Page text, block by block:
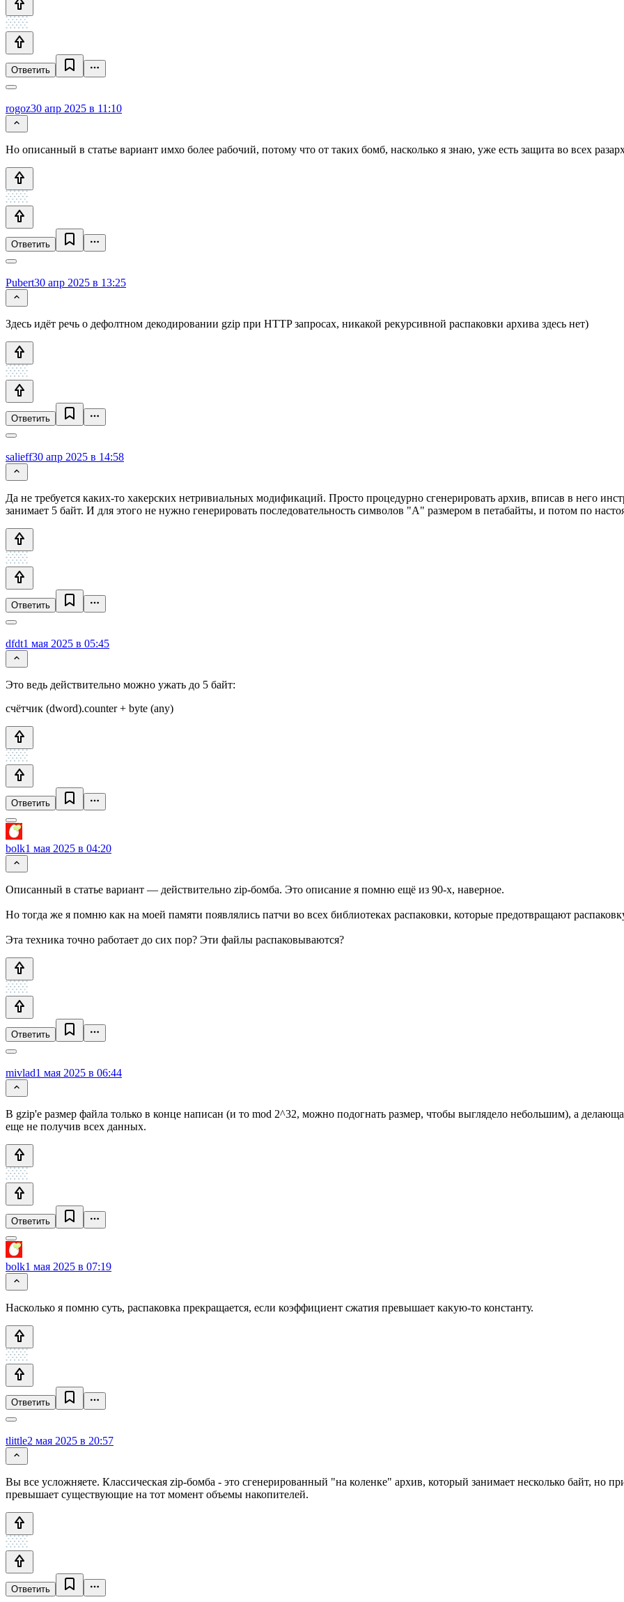
Ответить
rogoz30 апр 2025 в 11:10
Но описанный в статье вариант имхо более рабочий, потому что от таких бомб, насколько я знаю, уже есть защита во всех
Ответить
Pubert30 апр 2025 в 13:25
Здесь идёт речь о дефолтном декодировании gzip при HTTP запросах, никакой рекурсивной распаковки архива здесь нет)
Ответить
salieff30 апр 2025 в 14:58
Да не требуется каких-то хакерских нетривиальных модификаций. Просто процедурно сгенерировать архив, вписав в него
занимает 5 байт. И для этого не нужно генерировать последовательность символов "А" размером в петабайты, и потом по
Ответить
dfdt1 мая 2025 в 05:45
Это ведь действительно можно ужать до 5 байт:
счётчик (dword).counter + byte (any)
Ответить
bolk1 мая 2025 в 04:20
Описанный в статье вариант — действительно zip-бомба. Это описание я помню ещё из 90-х, наверное.
Но тогда же я помню как на моей памяти появлялись патчи во всех библиотеках распаковки, которые предотвращают
Эта техника точно работает до сих пор? Эти файлы распаковываются?
Ответить
mivlad1 мая 2025 в 06:44
В gzip'е размер файла только в конце написан (и то mod 2^32, можно подогнать размер, чтобы выглядело небольшим), а
еще не получив всех данных.
Ответить
bolk1 мая 2025 в 07:19
Насколько я помню суть, распаковка прекращается, если коэффициент сжатия превышает какую-то константу.
Ответить
tlittle2 мая 2025 в 20:57
Вы все усложняете. Классическая zip-бомба - это сгенерированный "на коленке" архив, который занимает несколько байт, но
превышает существующие на тот момент объемы накопителей.
Ответить